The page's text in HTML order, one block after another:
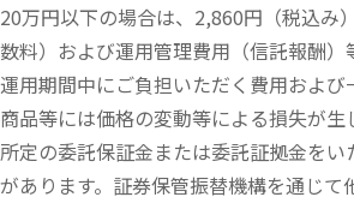
万円以下の場合は、2,860円（税込み
料）および運用管理費用（信託報酬
用期間中にご負担いただく費用およ
品等には価格の変動等による損失が
定の委託保証金または委託証拠金を
あります。証券保管振替機構を通じ